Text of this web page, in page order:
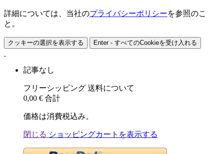
詳細については、当社のプライバシーポリシーを参照のこ
と。
クッキーの選択を表示する Enter - すべてのCookieを受け入れる
記事なし
フリーシッピング 送料について
0,00 € 合計
価格は消費税込み。
閉じる ショッピングカートを表示する